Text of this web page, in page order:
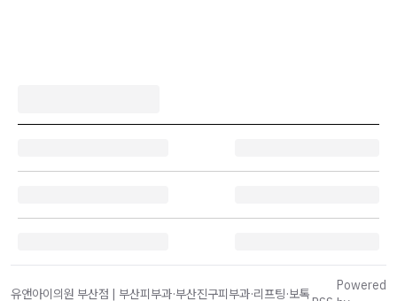
유앤아이의원 부산점 | 부산피부과·부산진구피부과·리프팅·보톡
Powered